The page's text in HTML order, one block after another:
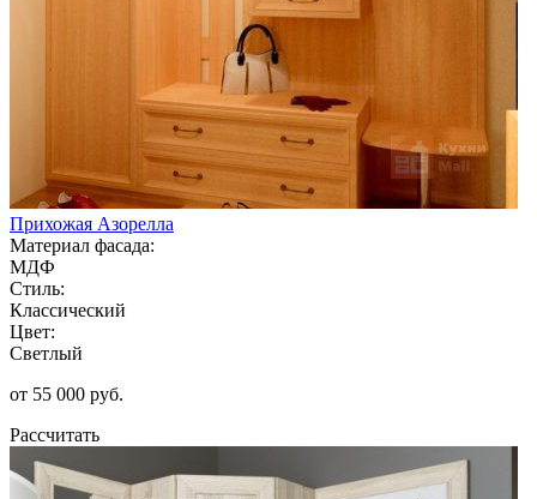
Прихожая Азорелла
Материал фасада:
МДФ
Стиль:
Классический
Цвет:
Светлый
от 55 000 руб.
Рассчитать